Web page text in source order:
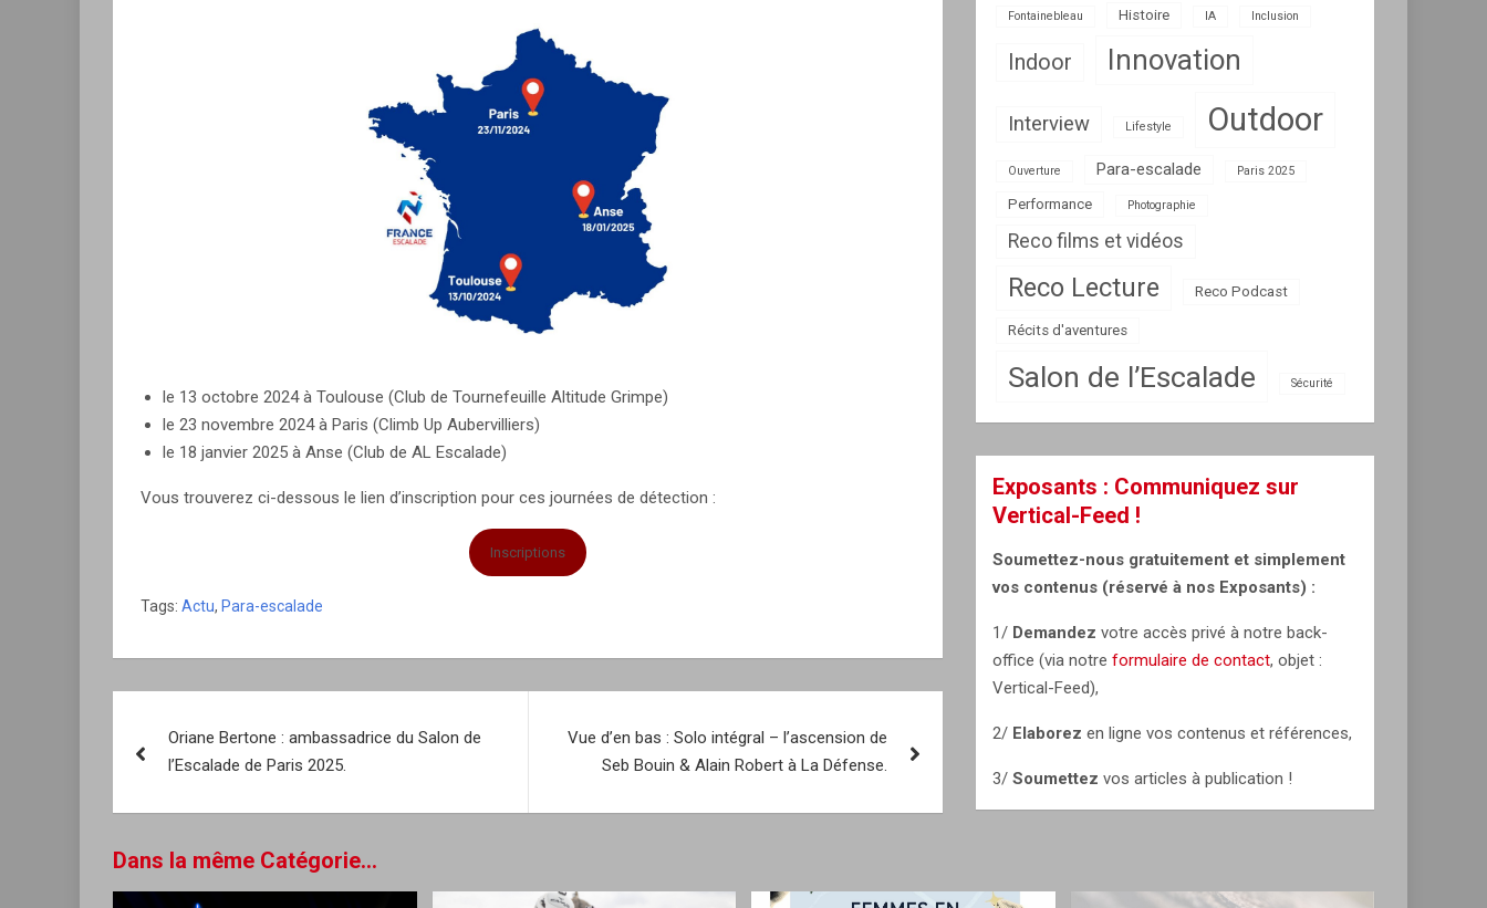
le 13 octobre 2024 à Toulouse (Club de Tournefeuille Altitude Grimpe)
le 23 novembre 2024 à Paris (Climb Up Aubervilliers)
le 18 janvier 2025 à Anse (Club de AL Escalade)
Vous trouverez ci-dessous le lien d’inscription pour ces journées de détection :
Inscriptions
Tags: Actu, Para-escalade
de
l’article
Oriane Bertone : ambassadrice du Salon de
l’Escalade de Paris 2025.
Vue d’en bas : Solo intégral – l’ascension de
Seb Bouin & Alain Robert à La Défense.
Fontainebleau Histoire IA Inclusion
Indoor Innovation
Interview Lifestyle Outdoor
Ouverture Para-escalade Paris 2025
Performance Photographie
Reco films et vidéos
Reco Lecture Reco Podcast
Récits d'aventures
Salon de l’Escalade Sécurité
Exposants : Communiquez sur
Vertical-Feed !
Soumettez-nous gratuitement et simplement
vos contenus (réservé à nos Exposants) :
1/ Demandez votre accès privé à notre back-
office (via notre formulaire de contact, objet :
Vertical-Feed),
2/ Elaborez en ligne vos contenus et références,
3/ Soumettez vos articles à publication !
Dans la même Catégorie...